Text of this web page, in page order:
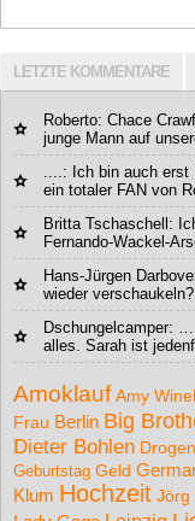
LETZTE KOMMENTARE
Roberto: Chace
junge Mann auf
....: Ich bin auch erst
ein totaler FAN von
Britta Tschaschell:
Fernando-Wackel-
Hans-Jürgen
wieder
Dschungelcamper: …
alles. Sarah ist
Amoklauf Amy
Frau Berlin Big
Dieter Bohlen Drogen
Geburtstag Geld
Klum Hochzeit Jörg